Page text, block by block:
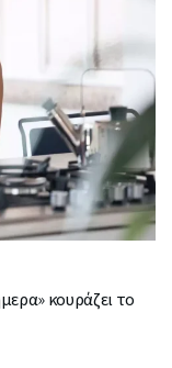
κουράζει το